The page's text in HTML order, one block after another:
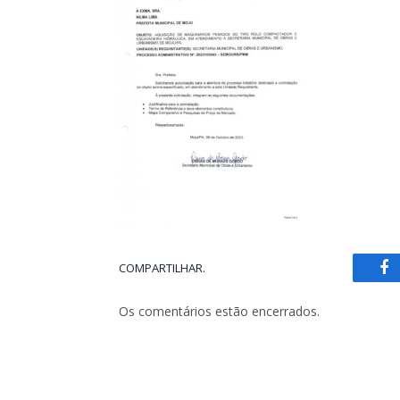
COMPARTILHAR.
Os comentários estão encerrados.